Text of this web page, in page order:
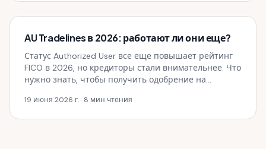
AU Tradelines в 2026: работают ли они еще?
Статус Authorized User все еще повышает рейтинг
FICO в 2026, но кредиторы стали внимательнее. Что
нужно знать, чтобы получить одобрение на
19 июня 2026 г.· 8 мин чтения